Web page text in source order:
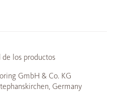
los productos
GmbH & Co. KG
Germany